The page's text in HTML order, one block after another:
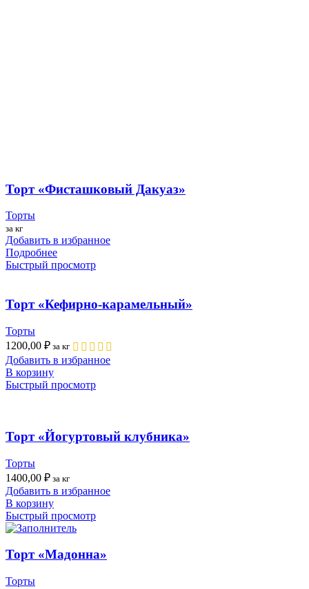
Торт «Фисташковый Дакуаз»
Торты
за кг
Добавить в избранное
Подробнее
Быстрый просмотр
Торт «Кефирно-карамельный»
Торты
1200,00 ₽ за кг
Добавить в избранное
В корзину
Быстрый просмотр
Торт «Йогуртовый клубника»
Торты
1400,00 ₽ за кг
Добавить в избранное
В корзину
Быстрый просмотр
Торт «Мадонна»
Торты